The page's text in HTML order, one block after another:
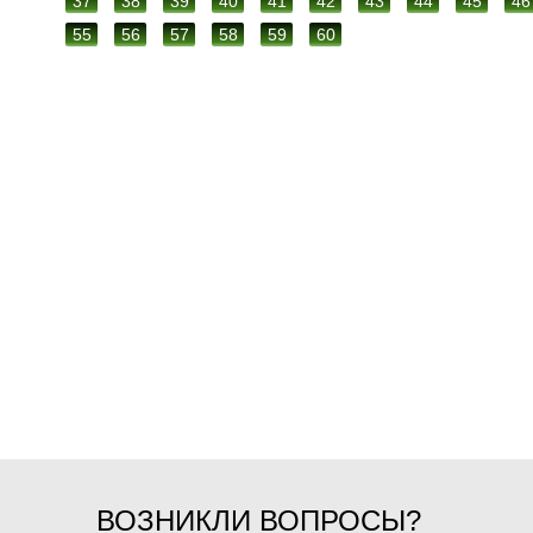
55
56 57 58 59 60
ВОЗНИКЛИ ВОПРОСЫ?